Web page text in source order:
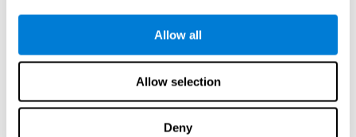
Allow all
Allow selection
Deny
танин мэдэхүйн нөөцийн чадварыг нэмэгдүүлж,
хуримтлагдсан мэдлэгтэй, тархины идэвхитэй үйл
үнэ цэнэ буурахаас хамгаалдаг хамгаалалтын маш хүчтэй
хүчин зүйл юм.Ирээдүйд бид энэ мэдлэгээ өргөжүүлж,